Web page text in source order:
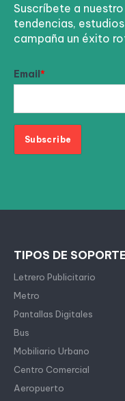
Suscríbete a
tendencias,
campaña un éxito
Email*
TIPOS DE
Letrero Publicitario
Metro
Pantallas Digitales
Bus
Mobiliario Urbano
Centro Comercial
Aeropuerto